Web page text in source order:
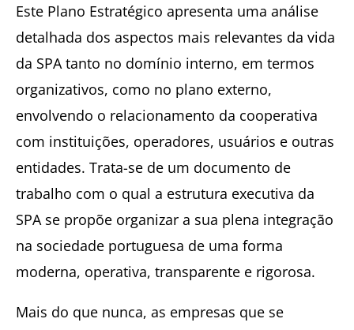
Este Plano Estratégico apresenta uma análise
detalhada dos aspectos mais relevantes da vida
da SPA tanto no domínio interno, em termos
organizativos, como no plano externo,
envolvendo o relacionamento da cooperativa
com instituições, operadores, usuários e outras
entidades. Trata-se de um documento de
trabalho com o qual a estrutura executiva da
SPA se propõe organizar a sua plena integração
na sociedade portuguesa de uma forma
moderna, operativa, transparente e rigorosa.
Mais do que nunca, as empresas que se